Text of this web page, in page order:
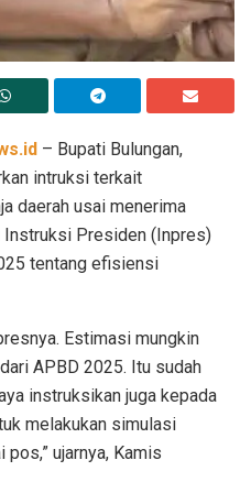
– Bupati Bulungan,
intruksi terkait
daerah usai menerima
Presiden (Inpres)
tentang efisiensi
Estimasi mungkin
APBD 2025. Itu sudah
instruksikan juga kepada
melakukan simulasi
ujarnya, Kamis